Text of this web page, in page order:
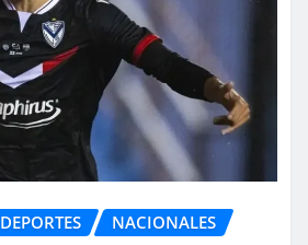
DEPORTES NACIONALES